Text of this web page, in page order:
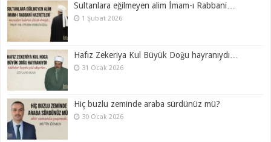
Sultanlara eğilmeyen alim İmam-ı Rabbani…
1 Şubat 2026
Hafız Zekeriya Kul Büyük Doğu hayranıydı…
31 Ocak 2026
Hiç buzlu zeminde araba sürdünüz mü?
30 Ocak 2026